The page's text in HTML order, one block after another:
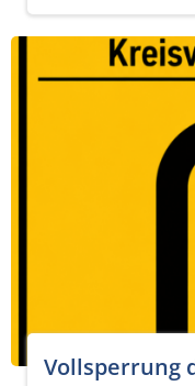
Vollsperrung